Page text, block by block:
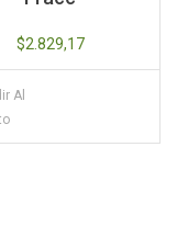
$2.829,17
Al